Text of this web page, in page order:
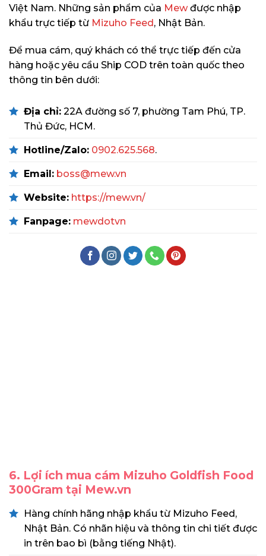
Việt Nam. Những sản phẩm của Mew được nhập
khẩu trực tiếp từ Mizuho Feed , Nhật Bản.
Để mua cám, quý khách có thể trực tiếp đến cửa
hàng hoặc yêu cầu Ship COD trên toàn quốc theo
thông tin bên dưới:
Địa chỉ: 22A đường số 7, phường Tam Phú, TP.
Thủ Đức, HCM.
Hotline/Zalo: 0902.625.568.
Email: boss@mew.vn
Website: https://mew.vn/
Fanpage: mewdotvn
6. Lợi ích mua cám Mizuho Goldfish Food
300Gram tại Mew.vn
Hàng chính hãng nhập khẩu từ Mizuho Feed,
Nhật Bản. Có nhãn hiệu và thông tin chi tiết được
in trên bao bì (bằng tiếng Nhật).